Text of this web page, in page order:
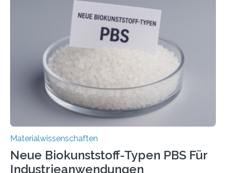
Sensoren, leistungsstarken Batterien und effizienten
Solarzellen. Eine neue Studie hebt das Potenzial nun
noch auf ein neues Level: Zum ersten Mal haben
Forschende an der Universität Göttingen gemeinsam
mit Kollegen aus Braunschweig, Bremen und der
Schweiz direkt beobachtet, wie in Graphen…
Materialwissenschaften
Neue Biokunststoff-Typen PBS Für
Industrieanwendungen